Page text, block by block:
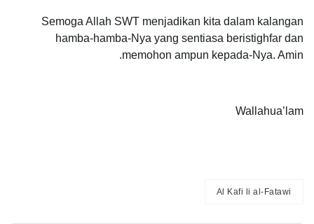
Semoga Allah SWT menjadikan kita dalam kalangan
hamba-hamba-Nya yang sentiasa beristighfar dan
memohon ampun kepada-Nya. Amin.
Wallahua’lam
Al Kafi li al-Fatawi